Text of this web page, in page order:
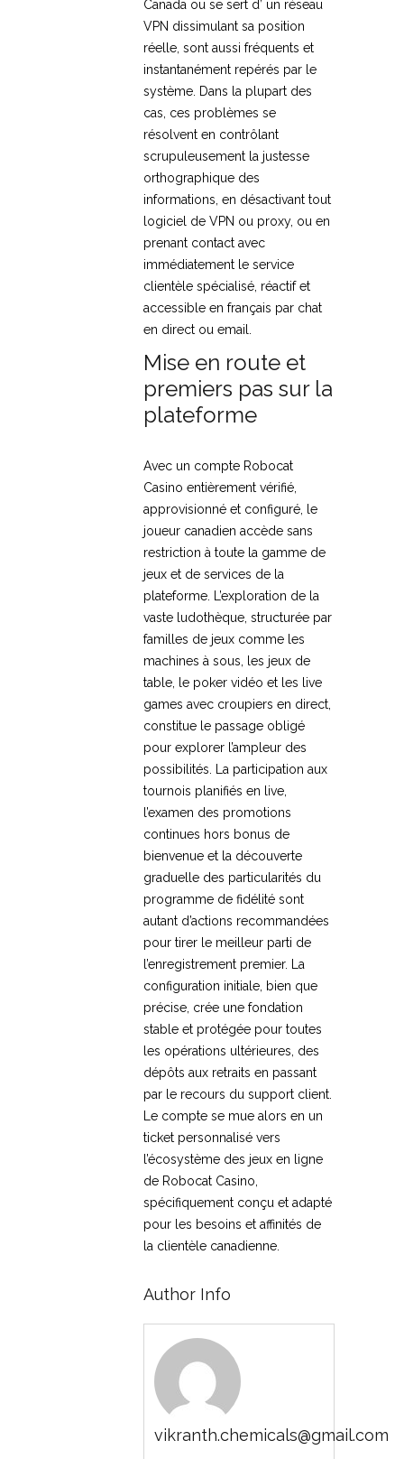
Canada ou se sert d’ un réseau
VPN dissimulant sa position
réelle, sont aussi fréquents et
instantanément repérés par le
système. Dans la plupart des
cas, ces problèmes se
résolvent en contrôlant
scrupuleusement la justesse
orthographique des
informations, en désactivant tout
logiciel de VPN ou proxy, ou en
prenant contact avec
immédiatement le service
clientèle spécialisé, réactif et
accessible en français par chat
en direct ou email.
Mise en route et
premiers pas sur la
plateforme
Avec un compte Robocat
Casino entièrement vérifié,
approvisionné et configuré, le
joueur canadien accède sans
restriction à toute la gamme de
jeux et de services de la
plateforme. L’exploration de la
vaste ludothèque, structurée par
familles de jeux comme les
machines à sous, les jeux de
table, le poker vidéo et les live
games avec croupiers en direct,
constitue le passage obligé
pour explorer l’ampleur des
possibilités. La participation aux
tournois planifiés en live,
l’examen des promotions
continues hors bonus de
bienvenue et la découverte
graduelle des particularités du
programme de fidélité sont
autant d’actions recommandées
pour tirer le meilleur parti de
l’enregistrement premier. La
configuration initiale, bien que
précise, crée une fondation
stable et protégée pour toutes
les opérations ultérieures, des
dépôts aux retraits en passant
par le recours du support client.
Le compte se mue alors en un
ticket personnalisé vers
l’écosystème des jeux en ligne
de Robocat Casino,
spécifiquement conçu et adapté
pour les besoins et affinités de
la clientèle canadienne.
Author Info
vikranth.chemicals@gmail.com